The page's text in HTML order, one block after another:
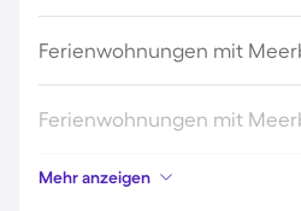
Ferienwohnungen mit
Ferienwohnungen mit
Ferienwohnungen mit
Mehr anzeigen